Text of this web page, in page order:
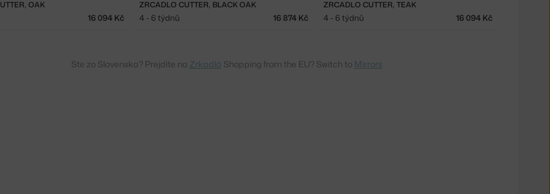
OAK
16 094 Kč
ZRCADLO CUTTER, BLACK OAK
4 - 6 týdnů 16 874 Kč
ZRCADLO CUTTER, TEAK
4 - 6 týdnů 16 094 Kč
Ste zo Slovenska? Prejdite na Zrkadlá Shopping from the EU? Switch to Mirrors